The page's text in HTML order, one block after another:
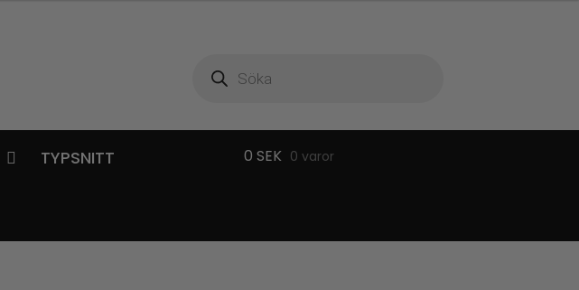
TYPSNITT 0 SEK 0 varor